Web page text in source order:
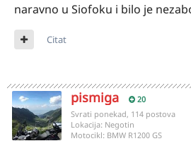
naravno u Siofoku i bilo je
Citat
pismiga 20
Svrati ponekad, 114 postova
Lokacija: Negotin
Motocikl: BMW R1200 GS